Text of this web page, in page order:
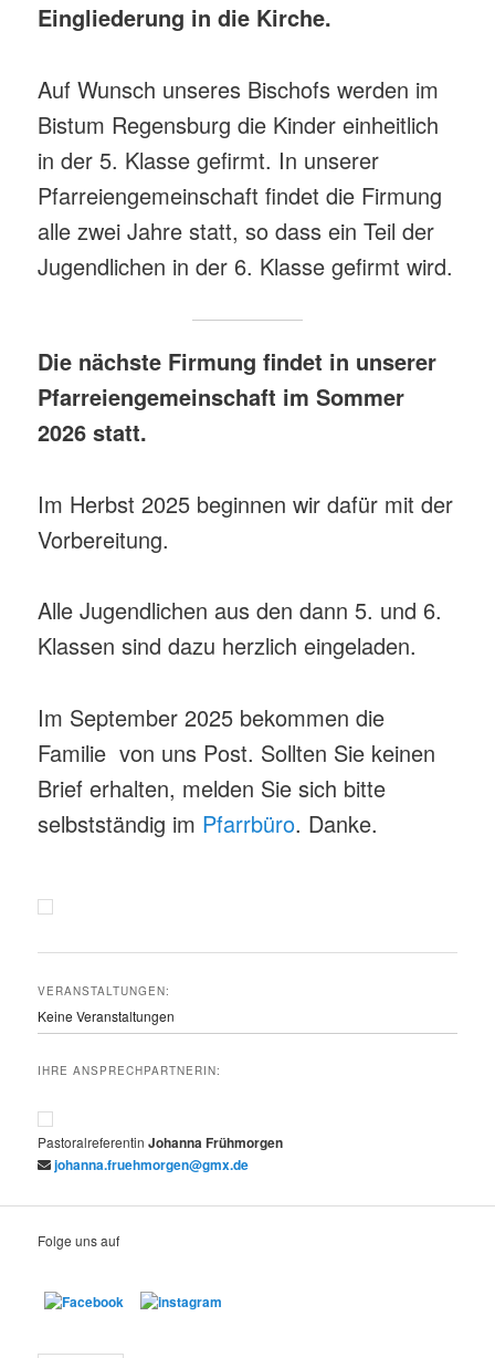
Eingliederung in die Kirche.
Auf Wunsch unseres Bischofs werden im
Bistum Regensburg die Kinder einheitlich
in der 5. Klasse gefirmt. In unserer
Pfarreiengemeinschaft findet die Firmung
alle zwei Jahre statt, so dass ein Teil der
Jugendlichen in der 6. Klasse gefirmt wird.
Die nächste Firmung findet in unserer
Pfarreiengemeinschaft im Sommer
2026 statt.
Im Herbst 2025 beginnen wir dafür mit der
Vorbereitung.
Alle Jugendlichen aus den dann 5. und 6.
Klassen sind dazu herzlich eingeladen.
Im September 2025 bekommen die
Familie von uns Post. Sollten Sie keinen
Brief erhalten, melden Sie sich bitte
selbstständig im Pfarrbüro. Danke.
VERANSTALTUNGEN:
Keine Veranstaltungen
IHRE ANSPRECHPARTNERIN:
PastoralreferentinJohannaFrühmorgen
johanna.fruehmorgen@gmx.de
Folge uns auf